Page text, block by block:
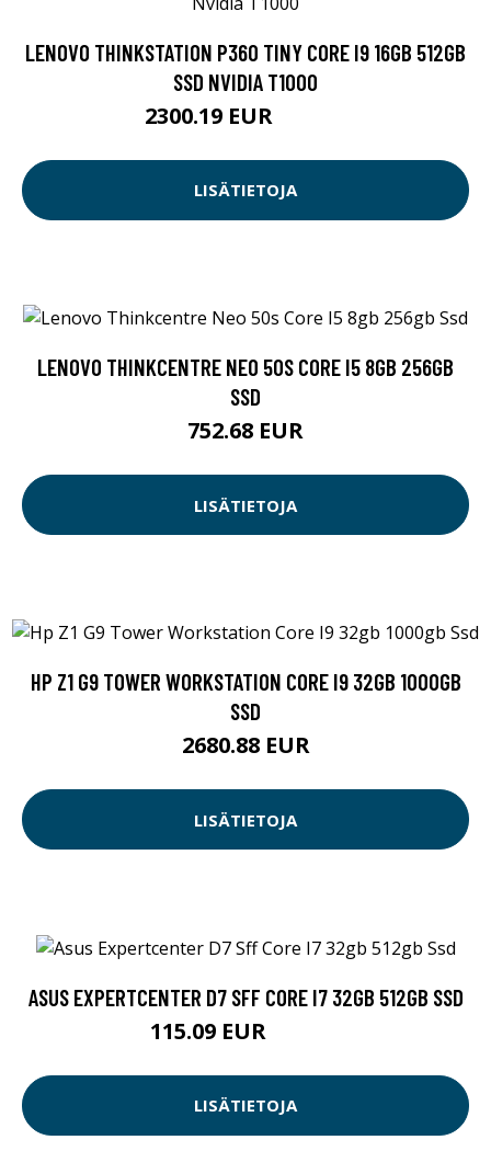
LENOVO THINKSTATION P360 TINY CORE I9 16GB 512GB
SSD NVIDIA T1000
2300.19 EUR
LISÄTIETOJA
LENOVO THINKCENTRE NEO 50S CORE I5 8GB 256GB
SSD
752.68 EUR
LISÄTIETOJA
HP Z1 G9 TOWER WORKSTATION CORE I9 32GB 1000GB
SSD
2680.88 EUR
LISÄTIETOJA
ASUS EXPERTCENTER D7 SFF CORE I7 32GB 512GB SSD
115.09 EUR
LISÄTIETOJA